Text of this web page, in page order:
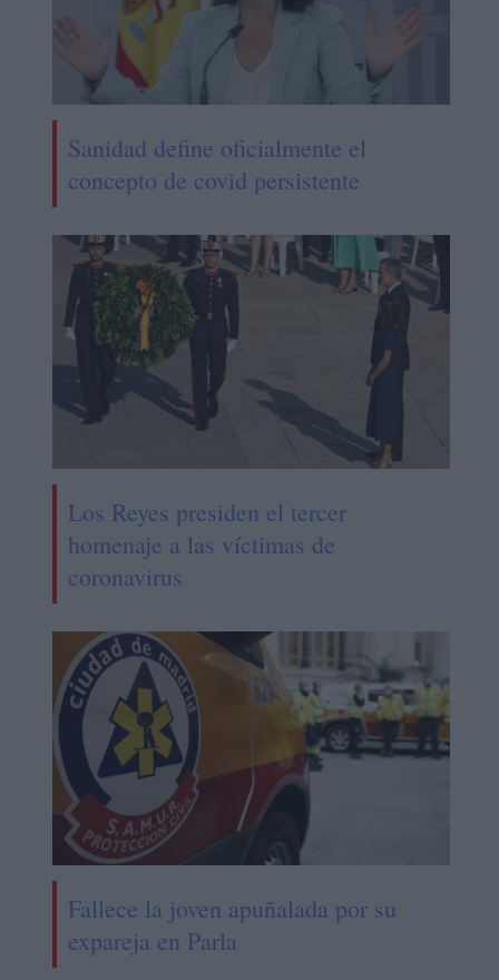
Sanidad define oficialmente el
concepto de covid persistente
Los Reyes presiden el tercer
homenaje a las víctimas de
coronavirus
Fallece la joven apuñalada por su
expareja en Parla